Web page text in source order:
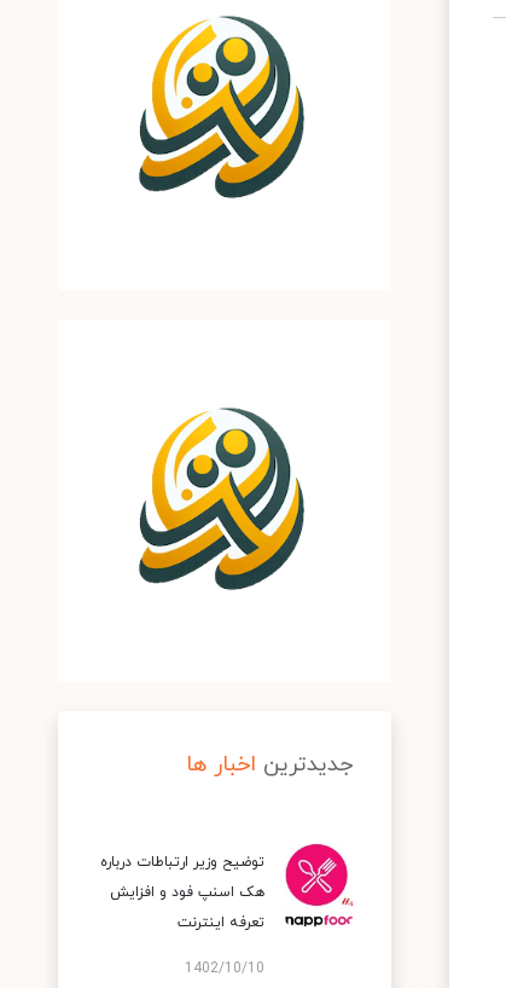
جدیدترین اخبار ها
توضیح وزیر ارتباطات درباره
هک اسنپ‌ فود و افزایش
تعرفه اینترنت
1402/10/10